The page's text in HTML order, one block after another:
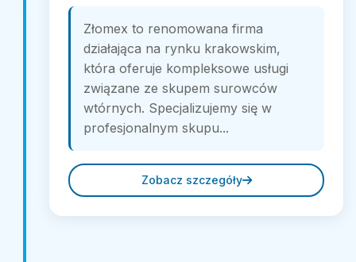
Złomex to renomowana firma
działająca na rynku krakowskim,
która oferuje kompleksowe usługi
związane ze skupem surowców
wtórnych. Specjalizujemy się w
profesjonalnym skupu...
Zobacz szczegóły